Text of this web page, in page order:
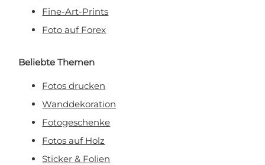
Fine-Art-Prints
Foto auf Forex
Beliebte Themen
Fotos drucken
Wanddekoration
Fotogeschenke
Fotos auf Holz
Sticker & Folien